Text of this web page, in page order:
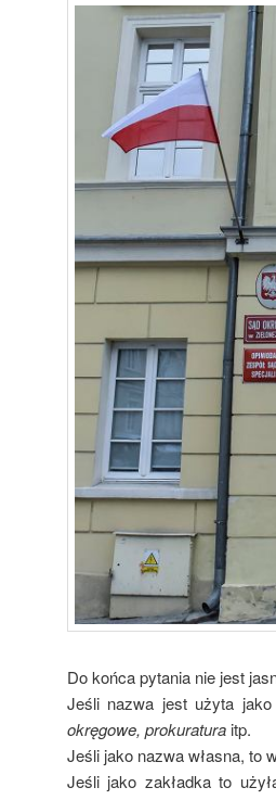
Do końca pytania nie jest
Jeśli nazwa jest użyta
okręgowe, prokuraturaitp.
Jeśli jako nazwa własna, to
Jeśli jako zakładka to